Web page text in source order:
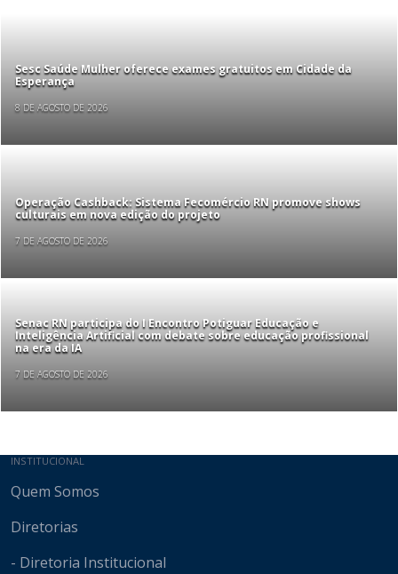
Sesc Saúde Mulher oferece exames gratuitos em Cidade da
Esperança
8 DE AGOSTO DE 2026
Operação Cashback: Sistema Fecomércio RN promove shows
culturais em nova edição do projeto
7 DE AGOSTO DE 2026
Senac RN participa do I Encontro Potiguar Educação e
Inteligência Artificial com debate sobre educação profissional
na era da IA
7 DE AGOSTO DE 2026
Mapa do site
INSTITUCIONAL
Quem Somos
Diretorias
- Diretoria Institucional